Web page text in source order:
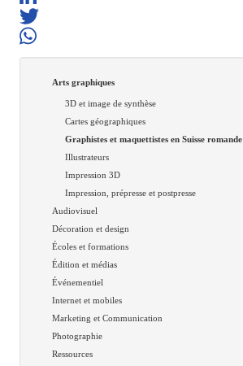
Arts graphiques
3D et image de synthèse
Cartes géographiques
Graphistes et maquettistes en Suisse romande
Illustrateurs
Impression 3D
Impression, prépresse et postpresse
Audiovisuel
Décoration et design
Écoles et formations
Édition et médias
Événementiel
Internet et mobiles
Marketing et Communication
Photographie
Ressources